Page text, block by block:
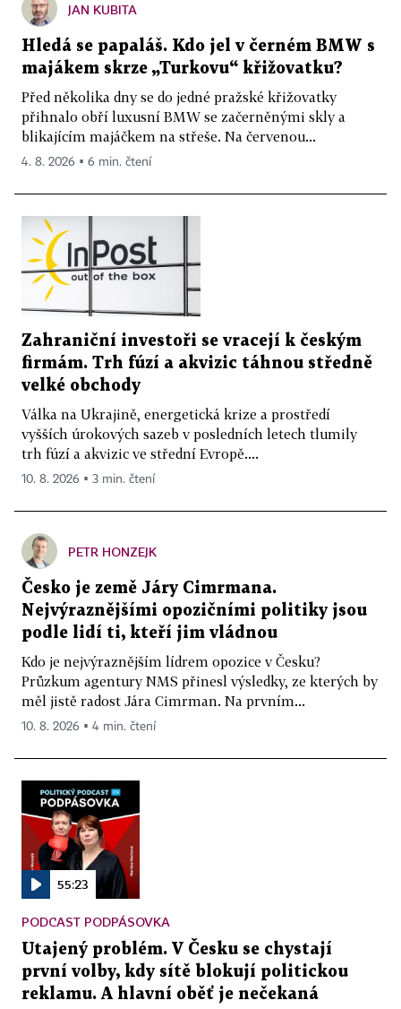
JAN KUBITA
Hledá se papaláš. Kdo jel v černém BMW s
majákem skrze „Turkovu“ křižovatku?
Před několika dny se do jedné pražské křižovatky
přihnalo obří luxusní BMW se začerněnými skly a
blikajícím majáčkem na střeše. Na červenou...
4. 8. 2026 ▪ 6 min. čtení
Zahraniční investoři se vracejí k českým
firmám. Trh fúzí a akvizic táhnou středně
velké obchody
Válka na Ukrajině, energetická krize a prostředí
vyšších úrokových sazeb v posledních letech tlumily
trh fúzí a akvizic ve střední Evropě....
10. 8. 2026 ▪ 3 min. čtení
PETR HONZEJK
Česko je země Járy Cimrmana.
Nejvýraznějšími opozičními politiky jsou
podle lidí ti, kteří jim vládnou
Kdo je nejvýraznějším lídrem opozice v Česku?
Průzkum agentury NMS přinesl výsledky, ze kterých by
měl jistě radost Jára Cimrman. Na prvním...
10. 8. 2026 ▪ 4 min. čtení
55:23
PODCAST PODPÁSOVKA
Utajený problém. V Česku se chystají
první volby, kdy sítě blokují politickou
reklamu. A hlavní oběť je nečekaná